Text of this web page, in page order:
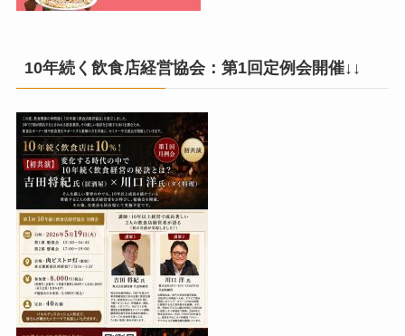
10年続く飲食店経営協会：第1回定例会開催↓↓